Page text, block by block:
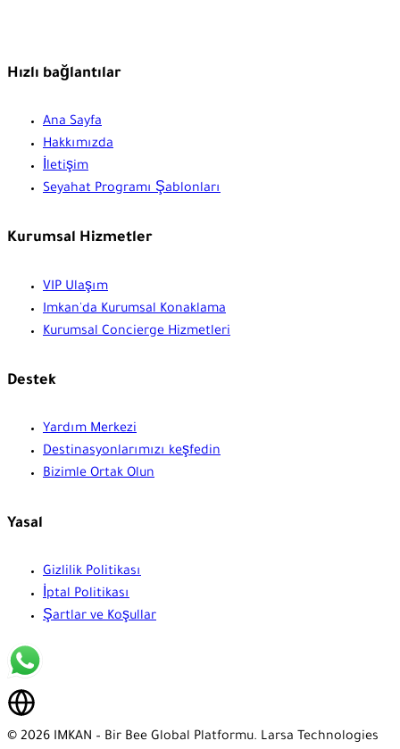
Hızlı bağlantılar
Ana Sayfa
Hakkımızda
İletişim
Seyahat Programı Şablonları
Kurumsal Hizmetler
VIP Ulaşım
Imkan'da Kurumsal Konaklama
Kurumsal Concierge Hizmetleri
Destek
Yardım Merkezi
Destinasyonlarımızı keşfedin
Bizimle Ortak Olun
Yasal
Gizlilik Politikası
İptal Politikası
Şartlar ve Koşullar
© 2026 IMKAN – Bir Bee Global Platformu. Larsa Technologies